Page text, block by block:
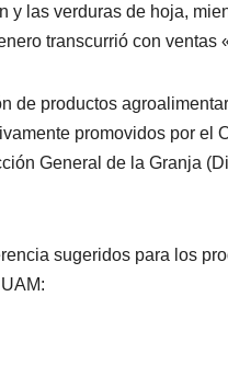
y las verduras de hoja,
transcurrió con ventas
de productos
promovidos por el
General de la Granja
sugeridos para los